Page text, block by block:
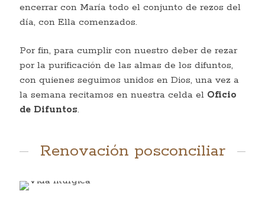
encerrar con María todo el conjunto de rezos del
día, con Ella comenzados.
Por fin, para cumplir con nuestro deber de rezar
por la purificación de las almas de los difuntos,
con quienes seguimos unidos en Dios, una vez a
la semana recitamos en nuestra celda el Oficio
de Difuntos.
Renovación posconciliar